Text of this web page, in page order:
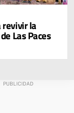
revivir la
Las Paces